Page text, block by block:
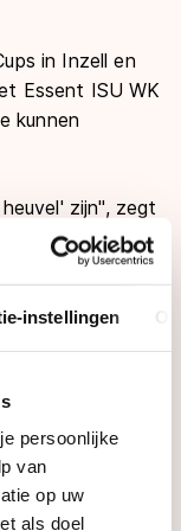
instellingen
persoonlijke
van
op uw
als doel
in Inzell en
Essent ISU WK
kunnen
zijn", zegt
maar het
hebben,
dag van het
ze bovendien
ben
al langer."